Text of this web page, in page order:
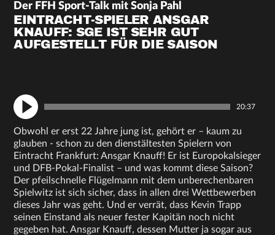
Der FFH Sport-Talk mit Sonja Pahl
EINTRACHT-SPIELER ANSGAR
KNAUFF: SGE IST SEHR GUT
AUFGESTELLT FÜR DIE SAISON
20:37
Obwohl er erst 22 Jahre jung ist, gehört er – kaum zu
glauben - schon zu den dienstältesten Spielern von
Eintracht Frankfurt: Ansgar Knauff! Er ist Europokalsieger
und DFB-Pokal-Finalist – und was kommt diese Saison?
Der pfeilschnelle Flügelmann mit dem unberechenbaren
Spielwitz ist sich sicher, dass in allen drei Wettbewerben
dieses Jahr was geht. Und er verrät, dass Kevin Trapp
seinen Einstand als neuer fester Kapitän noch nicht
gegeben hat. Ansgar Knauff, dessen Mutter ja sogar aus